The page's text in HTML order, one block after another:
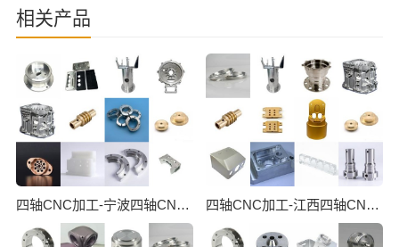
相关产品
四轴CNC加工-宁波四轴CNC数控加工 四轴CNC加工-江西四轴CNC数控加工